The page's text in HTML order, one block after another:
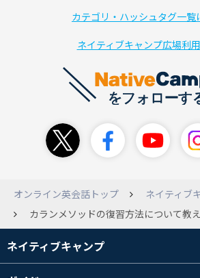
カテゴリ・ハッシュタグ一覧
ネイティブキャンプ広場利
オンライン英会話トップ
ネイティブ
カランメソッドの復習方法について教えてほしいです。 --- カランメソッドを行っている方、復習はどのようにしていますか？ 本の巻末にあるRevision Exercise とか、grammar questionsとかどのように活用していますか？ わたしは前回レッスンしたものを口に出して読み直
ネイティブキャンプ